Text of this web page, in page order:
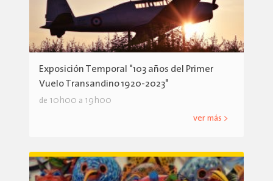
Exposición Temporal "103 años del Primer
Vuelo Transandino 1920-2023"
de 10h00 a 19h00
ver más >